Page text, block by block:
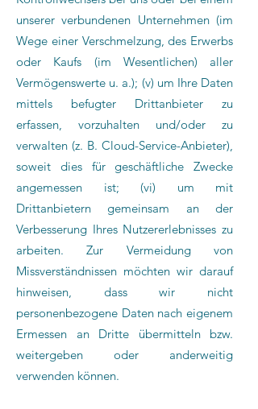
unserer verbundenen Unternehmen (im
Wege einer Verschmelzung, des Erwerbs
oder Kaufs (im Wesentlichen) aller
Vermögenswerte u. a.); (v) um Ihre Daten
mittels befugter Drittanbieter zu
erfassen, vorzuhalten und/oder zu
verwalten (z. B. Cloud-Service-Anbieter),
soweit dies für geschäftliche Zwecke
angemessen ist; (vi) um mit
Drittanbietern gemeinsam an der
Verbesserung Ihres Nutzererlebnisses zu
arbeiten. Zur Vermeidung von
Missverständnissen möchten wir darauf
hinweisen, dass wir nicht
personenbezogene Daten nach eigenem
Ermessen an Dritte übermitteln bzw.
weitergeben oder anderweitig
verwenden können.